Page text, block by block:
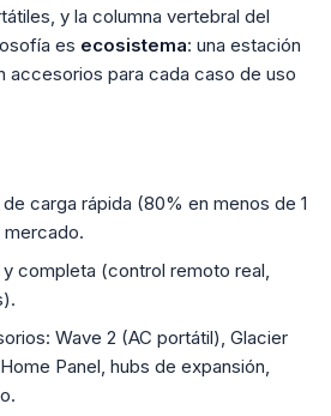
y la columna vertebral del
es ecosistema: una estación
accesorios para cada caso de uso
carga rápida (80% en menos de 1
completa (control remoto real,
Wave 2 (AC portátil), Glacier
Panel, hubs de expansión,